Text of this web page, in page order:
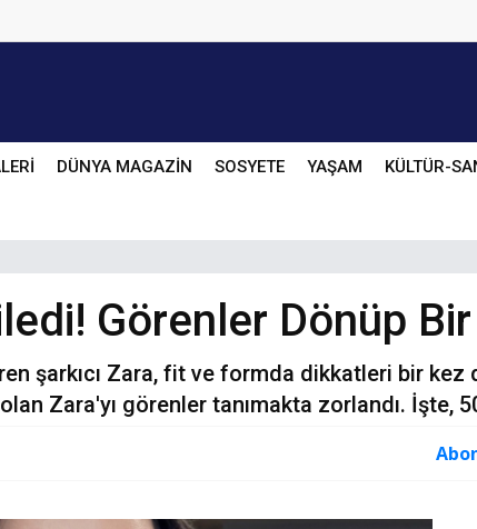
DÜNYA MAGAZİN SOSYETE YAŞAM KÜLTÜR-
Görenler Dönüp
şarkıcı Zara, fit ve formda dikkatleri bir kez
Zara'yı görenler tanımakta zorlandı. İşte,